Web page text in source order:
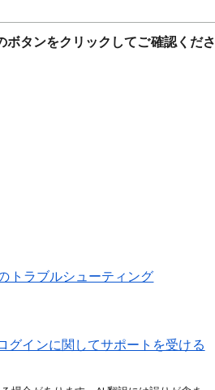
タンをクリックしてご確認くださ
トラブルシューティング
グインに関してサポートを受ける